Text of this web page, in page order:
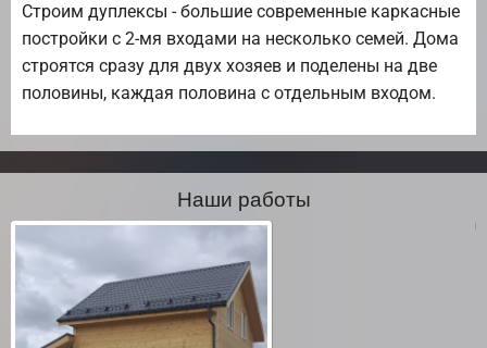
Строим дуплексы - большие современные каркасные
постройки с 2-мя входами на несколько семей. Дома
строятся сразу для двух хозяев и поделены на две
половины, каждая половина с отдельным входом.
Наши работы